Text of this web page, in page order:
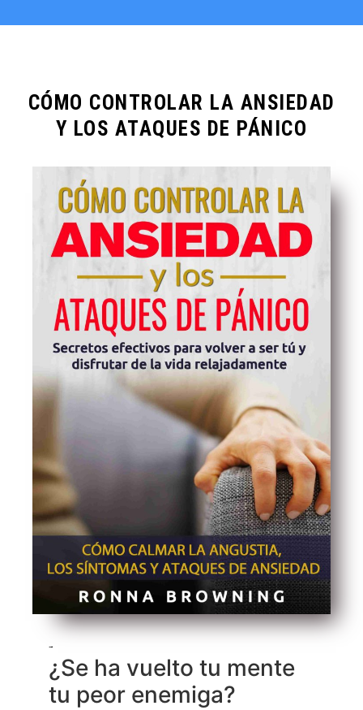
CÓMO CONTROLAR LA ANSIEDAD
Y LOS ATAQUES DE PÁNICO
¿Se ha vuelto tu mente
tu peor enemiga?